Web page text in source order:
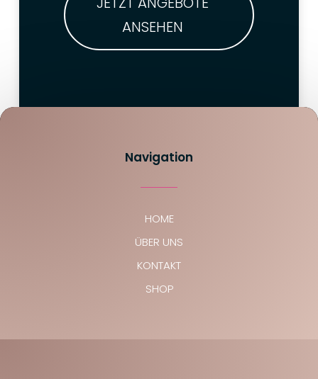
ANSEHEN
Navigation
HOME
ÜBER UNS
KONTAKT
SHOP